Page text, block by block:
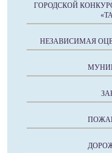
ГОРОДСКОЙ
НЕЗАВИСИМАЯ